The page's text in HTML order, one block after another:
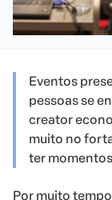
Eventos
pessoas se
creator
muito no
ter
Por muito